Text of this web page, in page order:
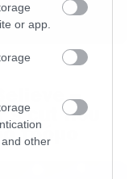
or app.
other
–
cut που
τρόμο